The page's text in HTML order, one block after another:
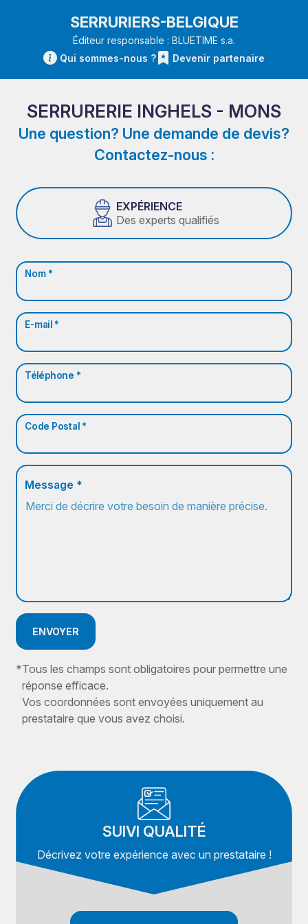
SERRURIERS-BELGIQUE
Éditeur responsable : BLUETIME s.a.
Qui sommes-nous ?
Devenir partenaire
SERRURERIE INGHELS - MONS
Une question? Une demande de devis?
Contactez-nous :
EXPÉRIENCE
Des experts qualifiés
Nom *
E-mail *
Téléphone *
Code Postal *
Message *
ENVOYER
*Tous les champs sont obligatoires pour permettre une
réponse efficace.
Vos coordonnées sont envoyées uniquement au
prestataire que vous avez choisi.
SUIVI QUALITÉ
Décrivez votre expérience avec un prestataire !